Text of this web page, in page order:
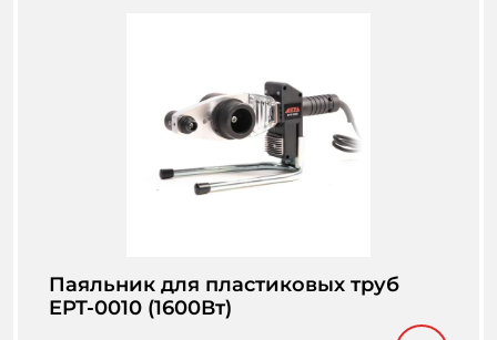
Паяльник для пластиковых труб
EPT-0010 (1600Вт)